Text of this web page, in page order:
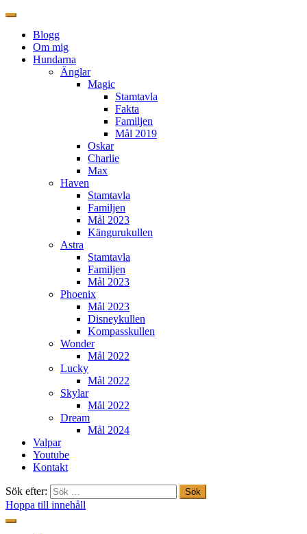
Blogg
Om mig
Hundarna
Änglar
Magic
Stamtavla
Fakta
Familjen
Mål 2019
Oskar
Charlie
Max
Haven
Stamtavla
Familjen
Mål 2023
Kängurukullen
Astra
Stamtavla
Familjen
Mål 2023
Phoenix
Mål 2023
Disneykullen
Kompasskullen
Wonder
Mål 2022
Lucky
Mål 2022
Skylar
Mål 2022
Dream
Mål 2024
Valpar
Youtube
Kontakt
Sök efter:
Hoppa till innehåll